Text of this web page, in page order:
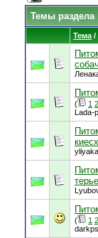
Темы раздела
Тема /
( 1 2
Lada-
( 1 2